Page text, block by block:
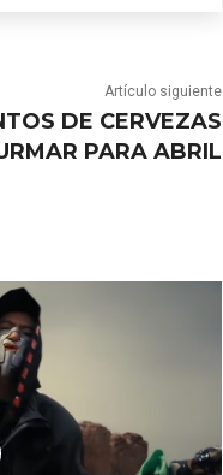
Artículo siguiente
DE CERVEZAS
PARA ABRIL